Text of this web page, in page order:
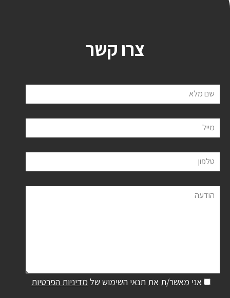
צרו קשר
שם מלא
מייל
טלפון
הודעה
אני מאשר/ת את תנאי השימוש של מדיניות הפרטיות